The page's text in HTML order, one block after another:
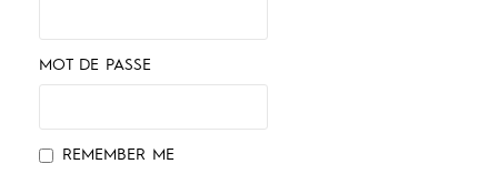
MOT DE PASSE
REMEMBER ME